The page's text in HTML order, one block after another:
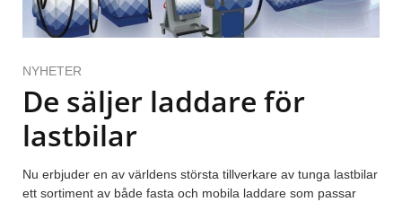
NYHETER
De säljer laddare för
lastbilar
Nu erbjuder en av världens största tillverkare av tunga lastbilar
ett sortiment av både fasta och mobila laddare som passar